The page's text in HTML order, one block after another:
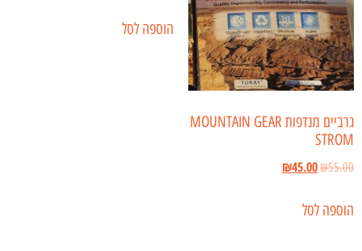
גרביים מנדפות MOUNTAIN GEAR
STROM
₪55.00
₪45.00
הוספה לסל
הוספה לסל